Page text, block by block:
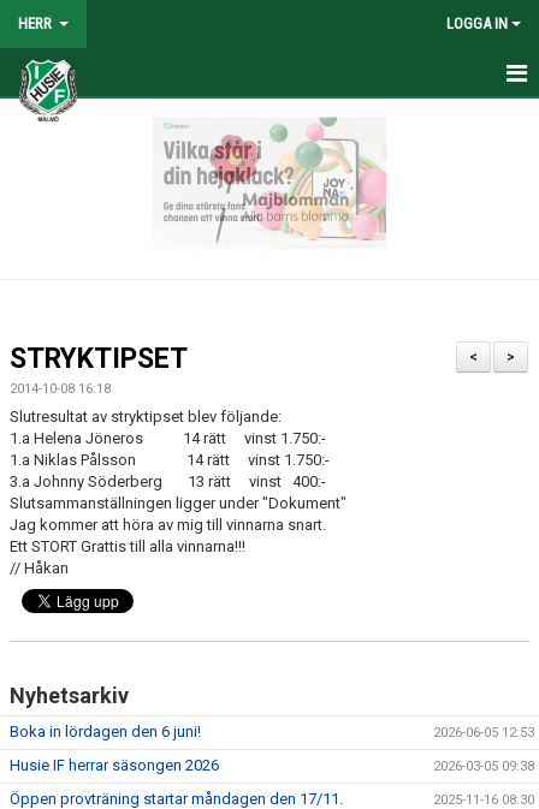
HERR LOGGA IN
HEM
MATCHER
BILDGALLERI
KONTAKT
>
<
STRYKTIPSET
2014-10-08 16:18
Slutresultat av stryktipset blev följande:
1.a Helena Jöneros 14 rätt vinst 1.750:-
1.a Niklas Pålsson 14 rätt vinst 1.750:-
3.a Johnny Söderberg 13 rätt vinst 400:-
Slutsammanställningen ligger under "Dokument"
Jag kommer att höra av mig till vinnarna snart.
Ett STORT Grattis till alla vinnarna!!!
// Håkan
Nyhetsarkiv
Boka in lördagen den 6 juni! 2026-06-05 12:53
Husie IF herrar säsongen 2026 2026-03-05 09:38
Öppen provträning startar måndagen den 17/11. 2025-11-16 08:30